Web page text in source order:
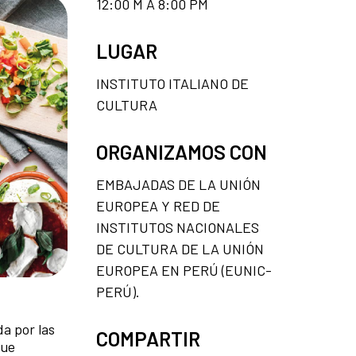
por las
12:00 M A 8:00 PM
LUGAR
INSTITUTO ITALIANO DE
CULTURA
ORGANIZAMOS CON
EMBAJADAS DE LA UNIÓN
EUROPEA Y RED DE
INSTITUTOS NACIONALES
DE CULTURA DE LA UNIÓN
EUROPEA EN PERÚ (EUNIC-
PERÚ).
COMPARTIR